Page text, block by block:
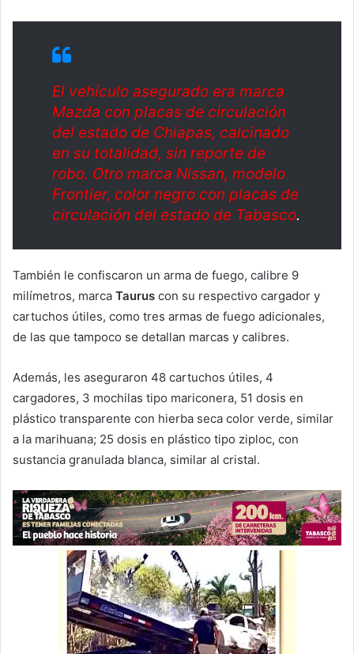
El vehículo asegurado era marca
Mazda con placas de circulación
del estado de Chiapas, calcinado
en su totalidad, sin reporte de
robo. Otro marca Nissan, modelo
Frontier, color negro con placas de
circulación del estado de Tabasco.
También le confiscaron un arma de fuego, calibre 9
milímetros, marca Taurus con su respectivo cargador y
cartuchos útiles, como tres armas de fuego adicionales,
de las que tampoco se detallan marcas y calibres.
Además, les aseguraron 48 cartuchos útiles, 4
cargadores, 3 mochilas tipo mariconera, 51 dosis en
plástico transparente con hierba seca color verde, similar
a la marihuana; 25 dosis en plástico tipo ziploc, con
sustancia granulada blanca, similar al cristal.